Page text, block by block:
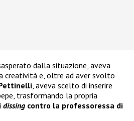
dalla situazione, aveva
creatività e, oltre ad aver svolto
, aveva scelto di inserire
trasformando la propria
dissing contro la professoressa di